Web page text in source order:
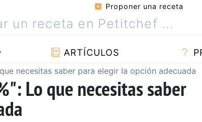
Proponer una receta
ARTÍCULOS
necesitas saber para elegir la opción adecuada
Lo que necesitas saber